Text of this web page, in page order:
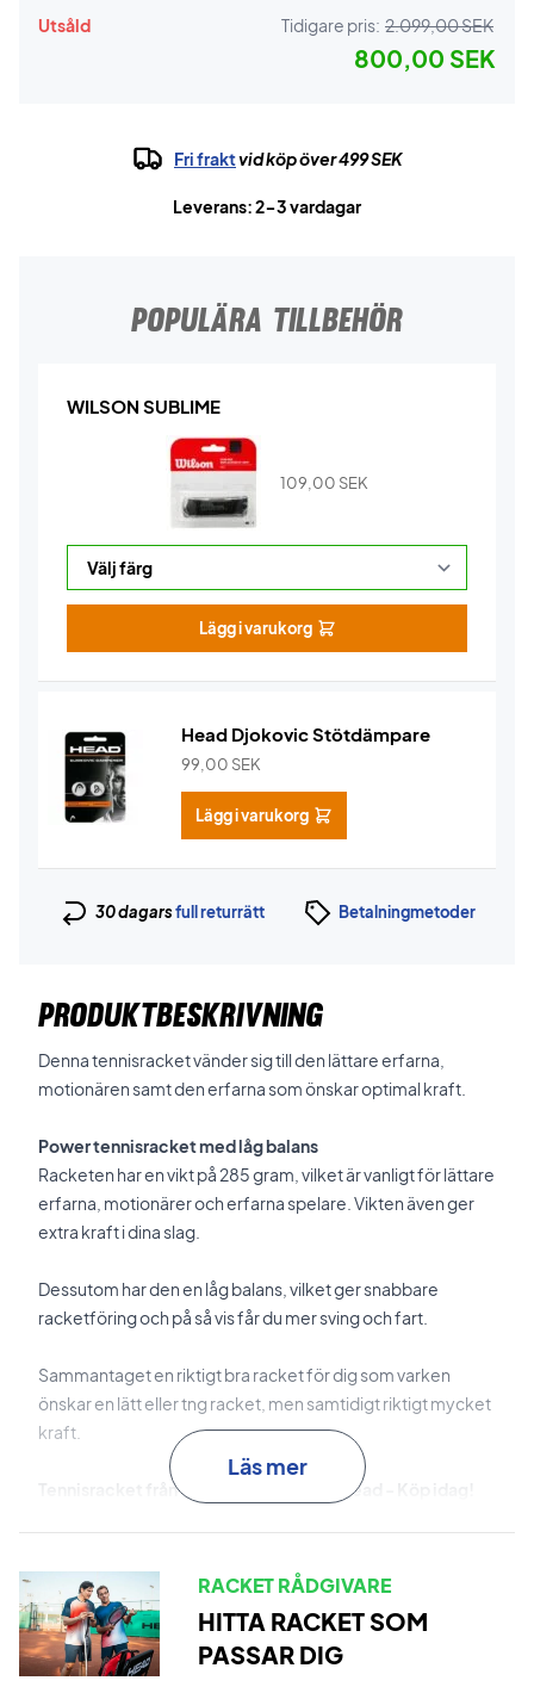
Utsåld Tidigare pris: 2.099,00 SEK
800,00 SEK
Fri fraktvid köp över 499 SEK
Leverans: 2-3 vardagar
POPULÄRA TILLBEHÖR
WILSON SUBLIME
109,00 SEK
Lägg i varukorg
Head Djokovic Stötdämpare
99,00 SEK
Lägg i varukorg
30 dagarsfull returrätt Betalningmetoder
PRODUKTBESKRIVNING
Denna tennisracket vänder sig till den lättare erfarna,
motionären samt den erfarna som önskar optimal kraft.
Power tennisracket med låg balans
Racketen har en vikt på 285 gram, vilket är vanligt för lättare
erfarna, motionärer och erfarna spelare. Vikten även ger
extra kraft i dina slag.
Dessutom har den en låg balans, vilket ger snabbare
racketföring och på så vis får du mer sving och fart.
Sammantaget en riktigt bra racket för dig som varken
önskar en lätt eller tng racket, men samtidigt riktigt mycket
kraft.
Tennisracket från det erkända märket Head - Köp idag!
är 100% redo från start.
Expertrådgivning:
Til denna racket rekommenderar vi en
strängning med Wilson Revolve och 24 kg.
Läs mer
RACKET RÅDGIVARE
HITTA RACKET SOM
PASSAR DIG